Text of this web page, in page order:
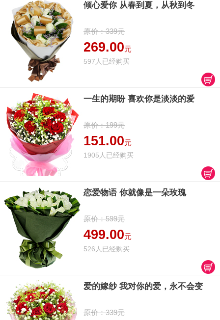
倾心爱你 从春到夏，从秋到冬
原价：339元
269.00元
597人已经购买
一生的期盼 喜欢你是淡淡的爱
原价：199元
151.00元
1905人已经购买
恋爱物语 你就像是一朵玫瑰
原价：599元
499.00元
526人已经购买
爱的嫁纱 我对你的爱，永不会变
原价：339元